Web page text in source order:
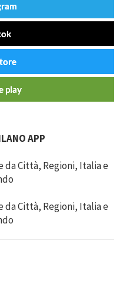
play
APP